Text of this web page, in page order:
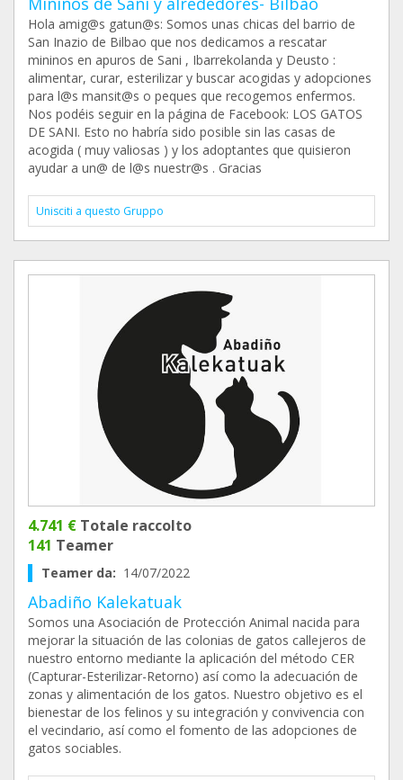
Hola amig@s gatun@s: Somos unas chicas del barrio de
San Inazio de Bilbao que nos dedicamos a rescatar
mininos en apuros de Sani , Ibarrekolanda y Deusto :
alimentar, curar, esterilizar y buscar acogidas y adopciones
para l@s mansit@s o peques que recogemos enfermos.
Nos podéis seguir en la página de Facebook: LOS GATOS
DE SANI. Esto no habría sido posible sin las casas de
acogida ( muy valiosas ) y los adoptantes que quisieron
ayudar a un@ de l@s nuestr@s . Gracias
Unisciti a questo Gruppo
4.741 € Totale raccolto
141 Teamer
Teamer da: 14/07/2022
Abadiño Kalekatuak
Somos una Asociación de Protección Animal nacida para
mejorar la situación de las colonias de gatos callejeros de
nuestro entorno mediante la aplicación del método CER
(Capturar-Esterilizar-Retorno) así como la adecuación de
zonas y alimentación de los gatos. Nuestro objetivo es el
bienestar de los felinos y su integración y convivencia con
el vecindario, así como el fomento de las adopciones de
gatos sociables.